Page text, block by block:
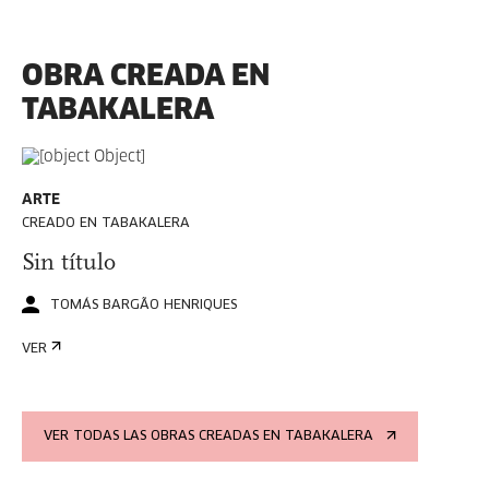
OBRA CREADA EN
TABAKALERA
ARTE
CREADO EN TABAKALERA
Sin título
TOMÁS BARGÃO HENRIQUES
VER
VER TODAS LAS OBRAS CREADAS EN TABAKALERA